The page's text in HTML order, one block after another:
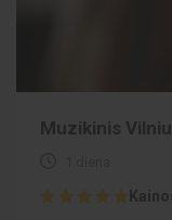
Muzikinis